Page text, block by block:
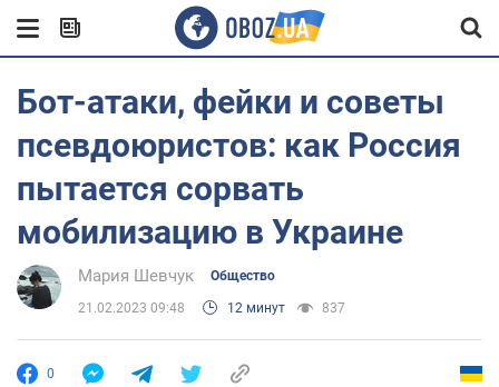
Бот-атаки, фейки и советы
псевдоюристов: как Россия
пытается сорвать
мобилизацию в Украине
Мария Шевчук Общество
21.02.2023 09:48 12 минут 837
0